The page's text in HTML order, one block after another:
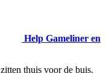
Help Gameliner en
thuis voor de buis.